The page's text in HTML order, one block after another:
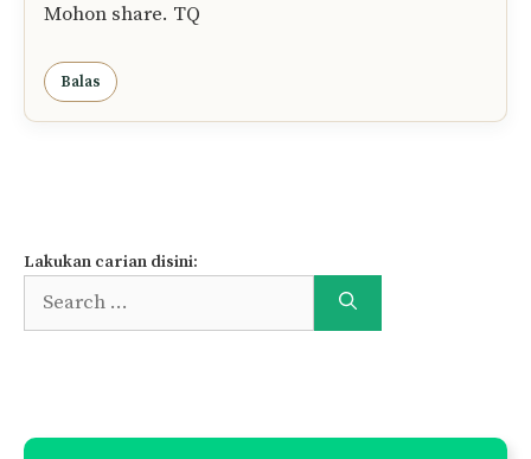
Mohon share. TQ
Balas
navigation
Lakukan carian disini:
Search
for: